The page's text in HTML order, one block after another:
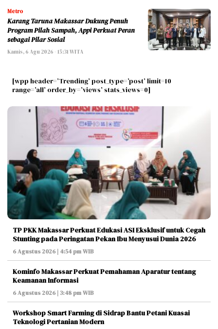
Metro
Karang Taruna Makassar Dukung Penuh
Program Pilah Sampah, Appi Perkuat Peran
sebagai Pilar Sosial
Kamis, 6 Agu 2026 - 15:31 WITA
[wpp header=’Trending’ post_type=’post’ limit=10
range=’all’ order_by=’views’ stats_views=0]
TP PKK Makassar Perkuat Edukasi ASI Eksklusif untuk Cegah
Stunting pada Peringatan Pekan Ibu Menyusui Dunia 2026
6 Agustus 2026 | 4:54 pm WIB
Kominfo Makassar Perkuat Pemahaman Aparatur tentang
Keamanan Informasi
6 Agustus 2026 | 3:48 pm WIB
Workshop Smart Farming di Sidrap Bantu Petani Kuasai
Teknologi Pertanian Modern